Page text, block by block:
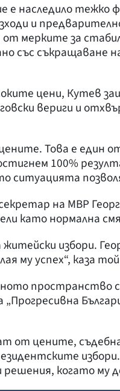
е наследило тежко
и
мерките за
със съкращаване
цени, Кутев
вериги и
Това е един
100%
ситуацията
на МВР
като нормална
избори.
му успех“, каза
пространство
от цените,
когато му